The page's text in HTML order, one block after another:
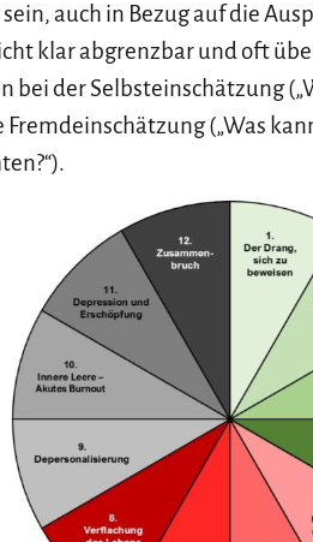
auch in Bezug auf die
klar abgrenzbar und oft
bei der Selbsteinschätzung
Fremdeinschätzung („Was